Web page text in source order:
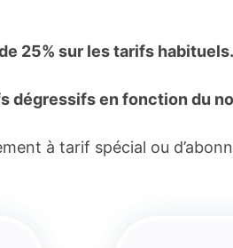
25% sur les tarifs habituels.
dégressifs en fonction du
à tarif spécial ou